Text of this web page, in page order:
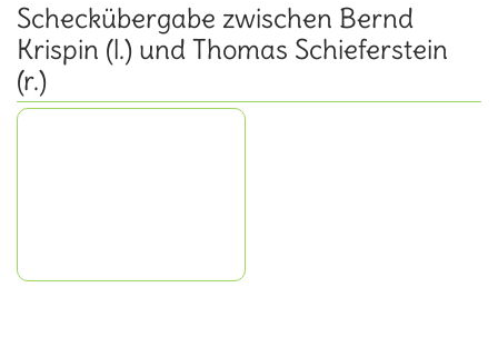
Scheckübergabe zwischen Bernd
Krispin (l.) und Thomas Schieferstein
(r.)